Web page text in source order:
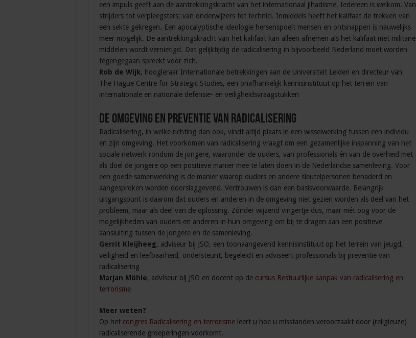
een impuls geeft aan de aantrekkingskracht van het internationaal jihadisme. Iedereen is welkom. Van
strijders tot verpleegsters; van onderwijzers tot technici. Inmiddels heeft het kalifaat de trekken van
een sekte gekregen. Een apocalyptische ideologie hersenspoelt mensen en ontsnappen is nauwelijks
meer mogelijk. De aantrekkingskracht van het kalifaat kan alleen afnemen als het kalifaat met militaire
middelen wordt vernietigd. Dat gelijktijdig de radicalisering in bijvoorbeeld Nederland moet worden
tegengegaan spreekt voor zich.
Rob de Wijk, hoogleraar Internationale betrekkingen aan de Universiteit Leiden en directeur van
The Hague Centre for Strategic Studies, een onafhankelijk kennisinstituut op het terrein van
internationale en nationale defensie- en veiligheidsvraagstukken
De omgeving en preventie van radicalisering
Radicalisering, in welke richting dan ook, vindt altijd plaats in een wisselwerking tussen een individu
en zijn omgeving. Het voorkomen van radicalisering vraagt om een gezamenlijke inspanning van het
sociale netwerk rondom de jongere, waaronder de ouders, van professionals én van de overheid met
als doel de jongere op een positieve manier mee te laten doen in de Nederlandse samenleving. Voor
een goede samenwerking is de manier waarop ouders en andere sleutelpersonen benaderd en
aangesproken worden doorslaggevend. Vertrouwen is dan een basisvoorwaarde. Belangrijk
uitgangspunt is daarom dat ouders en anderen in de omgeving niet gezien worden als deel van het
probleem, maar als deel van de oplossing. Zónder wijzend vingertje dus, maar mét oog voor de
mogelijkheden van ouders en anderen in hun omgeving om bij te dragen aan een positieve
aansluiting tussen de jongere en de samenleving.
Gerrit Kleijheeg, adviseur bij JSO, een toonaangevend kennisinstituut op het terrein van jeugd,
veiligheid en leefbaarheid, ondersteunt, begeleidt en adviseert professionals bij preventie van
radicalisering
Marjan Möhle, adviseur bij JSO en docent op de cursus Bestuurlijke aanpak van radicalisering en
terrorisme
Meer weten?
Op het congres Radicalisering en terrorismeleert u hoe u misstanden veroorzaakt door (religieuze)
radicaliserende groeperingen voorkomt.